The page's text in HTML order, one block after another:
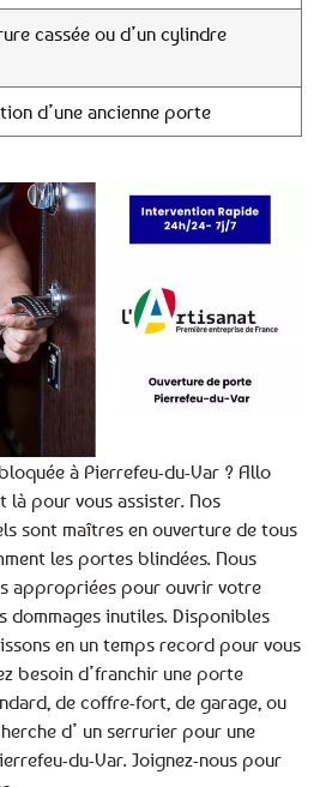
cassée ou d’un cylindre
d’une ancienne porte
à Pierrefeu-du-Var ? Allo
là pour vous assister. Nos
sont maîtres en ouverture de tous
les portes blindées. Nous
appropriées pour ouvrir votre
dommages inutiles. Disponibles
en un temps record pour vous
besoin d’franchir une porte
de coffre-fort, de garage, ou
d’ un serrurier pour une
du-Var. Joignez-nous pour